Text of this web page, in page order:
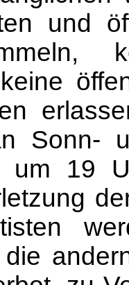
und
Sonn-
um 19